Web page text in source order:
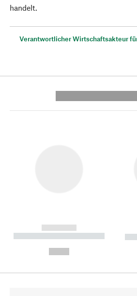
handelt.
Verantwortlicher Wirtschaftsakteur
------------
----------- ----------- --------